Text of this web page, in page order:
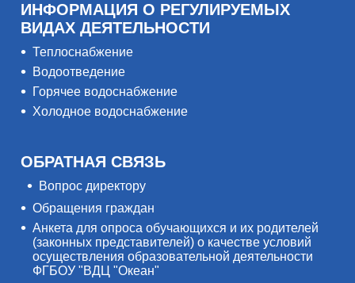
ИНФОРМАЦИЯ О РЕГУЛИРУЕМЫХ
ВИДАХ ДЕЯТЕЛЬНОСТИ
Теплоснабжение
Водоотведение
Горячее водоснабжение
Холодное водоснабжение
ОБРАТНАЯ СВЯЗЬ
Вопрос директору
Обращения граждан
Анкета для опроса обучающихся и их родителей
(законных представителей) о качестве условий
осуществления образовательной деятельности
ФГБОУ "ВДЦ "Океан"